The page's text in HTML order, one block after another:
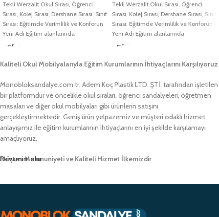
Tekli Werzalit Okul Sırası, Öğrenci
Sırası, Kolej Sırası, Dershane Sırası, Sınıf
Sırası: Eğitimde Verimlilik ve Konforun
Yeni Adı Eğitim alanlarında
Tekli Werzalit Okul Sırası, Öğrenci
Sırası, Kolej Sırası, Dershane Sırası, Sınıf
Sırası: Eğitimde Verimlilik ve Konforun
Yeni Adı Eğitim alanlarında
Kaliteli Okul Mobilyalarıyla Eğitim Kurumlarının İhtiyaçlarını Karşılıyoruz
Monobloksandalye.com.tr, Adem Koç Plastik LTD. ŞTİ. tarafından işletilen
bir platformdur ve öncelikle okul sıraları, öğrenci sandalyeleri, öğretmen
masaları ve diğer okul mobilyaları gibi ürünlerin satışını
gerçekleştirmektedir. Geniş ürün yelpazemiz ve müşteri odaklı hizmet
anlayışımız ile eğitim kurumlarının ihtiyaçlarını en iyi şekilde karşılamayı
amaçlıyoruz.
Müşteri Memnuniyeti ve Kaliteli Hizmet İlkemizdir
zamanında teslimat garantimizle eğitim kurumlarının ihtiyaçlarına hızlı ve
Devamını oku